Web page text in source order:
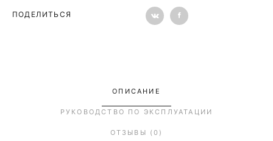
ПОДЕЛИТЬСЯ
ОПИСАНИЕ
РУКОВОДСТВО ПО ЭКСПЛУАТАЦИИ
ОТЗЫВЫ (0)